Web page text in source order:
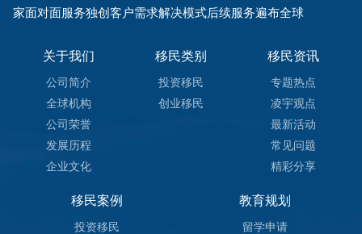
家面对面服务独创客户需求解决模式后续服务遍布全球
关于我们
公司简介
全球机构
公司荣誉
发展历程
企业文化
移民类别
投资移民
创业移民
移民资讯
专题热点
凌宇观点
最新活动
常见问题
精彩分享
移民案例
投资移民
教育规划
留学申请